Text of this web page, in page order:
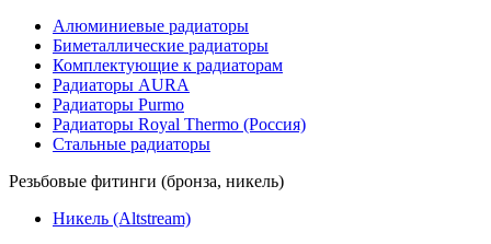
Алюминиевые радиаторы
Биметаллические радиаторы
Комплектующие к радиаторам
Радиаторы AURA
Радиаторы Purmo
Радиаторы Royal Thermo (Россия)
Стальные радиаторы
Резьбовые фитинги (бронза, никель)
Никель (Altstream)